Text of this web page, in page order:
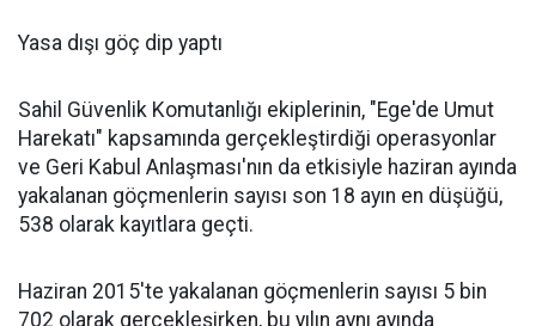
Yasa dışı göç dip yaptı
Sahil Güvenlik Komutanlığı ekiplerinin, "Ege'de Umut
Harekatı" kapsamında gerçekleştirdiği operasyonlar
ve Geri Kabul Anlaşması'nın da etkisiyle haziran ayında
yakalanan göçmenlerin sayısı son 18 ayın en düşüğü,
538 olarak kayıtlara geçti.
Haziran 2015'te yakalanan göçmenlerin sayısı 5 bin
702 olarak gerçekleşirken, bu yılın aynı ayında